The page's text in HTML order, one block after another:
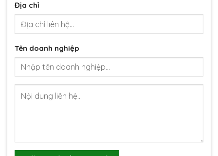
Địa chỉ
Tên doanh nghiệp